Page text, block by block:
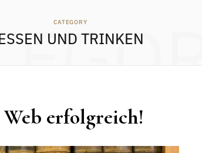
CATEGORY
UND TRINKEN
erfolgreich!